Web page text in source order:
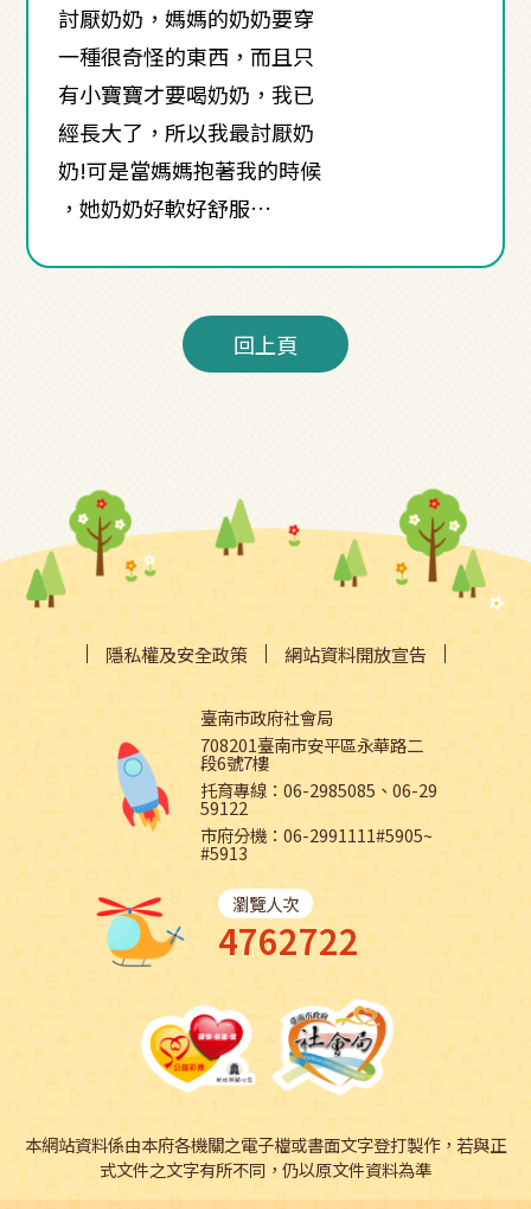
討厭奶奶，媽媽的奶奶要穿
一種很奇怪的東西，而且只
有小寶寶才要喝奶奶，我已
經長大了，所以我最討厭奶
奶!可是當媽媽抱著我的時候
，她奶奶好軟好舒服…
回上頁
隱私權及安全政策 網站資料開放宣告
臺南市政府社會局
708201臺南市安平區永華路二
段6號7樓
托育專線：06-2985085、06-29
59122
市府分機：06-2991111#5905~
#5913
瀏覽人次
4762722
本網站資料係由本府各機關之電子檔或書面文字登打製作，若與正
式文件之文字有所不同，仍以原文件資料為準